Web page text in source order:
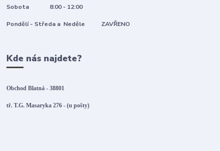
Sobota 8:00 - 12:00
Pondělí - Středa a Neděle ZAVŘENO
Kde nás najdete?
Obchod Blatná - 38801
tř. T.G. Masaryka 276 - (u pošty)